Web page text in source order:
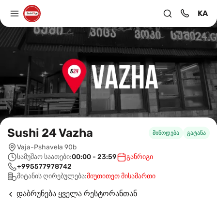
KA
Sushi 24 Vazha მიწოდება გატანა
Vaja-Pshavela 90b
სამუშაო საათები:00:00 - 23:59
განრიგი
+995577978742
მიტანის ღირებულება:მიუთითეთ მისამართი
დაბრუნება ყველა რესტორანთან